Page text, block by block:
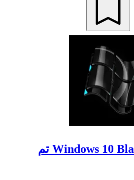
دانلود Windows 10 Black Edition تم